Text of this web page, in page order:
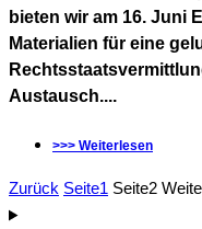
bieten wir am 16. Juni
Materialien für eine
Austausch....
>>> Weiterlesen
Zurück Seite1 Seite2